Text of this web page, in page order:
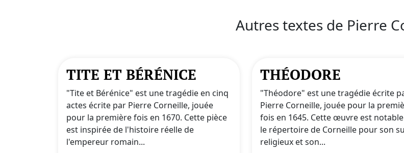
Autres textes de Pierre
TITE ET BÉRÉNICE
"Tite et Bérénice" est une tragédie en cinq
actes écrite par Pierre Corneille, jouée
pour la première fois en 1670. Cette pièce
est inspirée de l'histoire réelle de
l'empereur romain...
THÉODORE
"Théodore" est une tragédie écrite
Pierre Corneille, jouée pour la
fois en 1645. Cette œuvre est
le répertoire de Corneille pour son
religieux et son...